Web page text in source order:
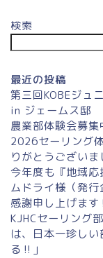
検索
最近の投稿
第三回KOBEジュ
in ジェームス邸
農業部体験会募
2026セーリング
りがとうございま
今年度も『地域
ムドライ様（発行
感謝申し上げま
KJHCセーリング
は、日本一珍し
る‼」